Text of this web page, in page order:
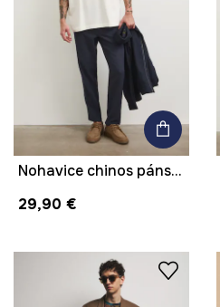
Nohavice chinos pánske s ľanom
29,90 €